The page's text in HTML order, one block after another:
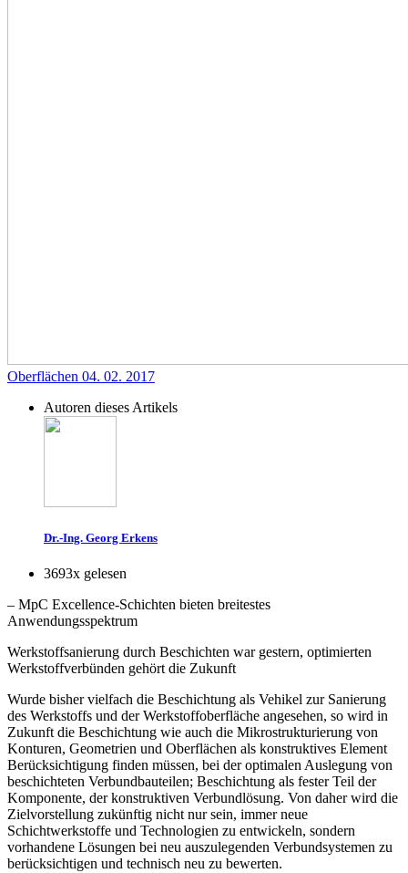
Oberflächen 04. 02. 2017
Autoren dieses Artikels
Dr.-Ing. Georg Erkens
3693x gelesen
– MpC Excellence-Schichten bieten breitestes
Anwendungsspektrum
Werkstoffsanierung durch Beschichten war gestern, optimierten
Werkstoffverbünden gehört die Zukunft
Wurde bisher vielfach die Beschichtung als Vehikel zur Sanierung
des Werkstoffs und der Werkstoffoberfläche angesehen, so wird in
Zukunft die Beschichtung wie auch die Mikrostrukturierung von
Konturen, Geometrien und Oberflächen als konstruktives Element
Berücksichtigung finden müssen, bei der optimalen Auslegung von
beschichteten Verbundbauteilen; Beschichtung als fester Teil der
Komponente, der konstruktiven Verbundlösung. Von daher wird die
Zielvorstellung zukünftig nicht nur sein, immer neue
Schichtwerkstoffe und Technologien zu entwickeln, sondern
vorhandene Lösungen bei neu auszulegenden Verbundsystemen zu
berücksichtigen und technisch neu zu bewerten.